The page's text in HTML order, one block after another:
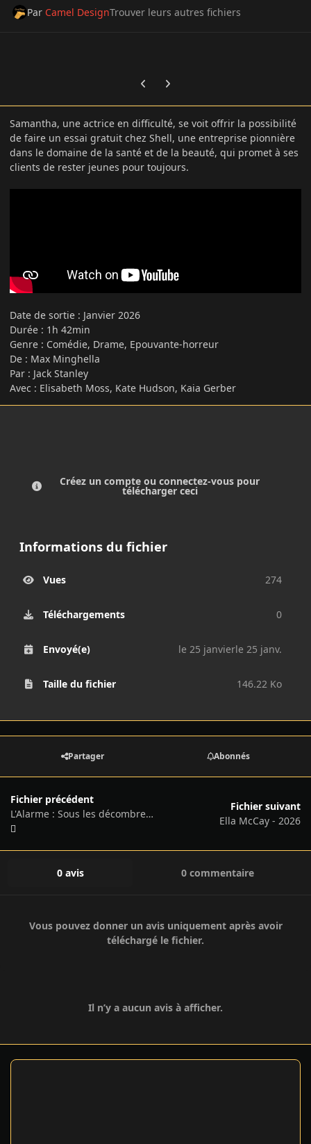
Par Camel DesignTrouver leurs autres fichiers
Previous carousel slide
Next carousel slide
Samantha, une actrice en difficulté, se voit offrir la possibilité
de faire un essai gratuit chez Shell, une entreprise pionnière
dans le domaine de la santé et de la beauté, qui promet à ses
clients de rester jeunes pour toujours.
Date de sortie : Janvier 2026
Durée : 1h 42min
Genre : Comédie, Drame, Epouvante-horreur
De : Max Minghella
Par : Jack Stanley
Avec : Elisabeth Moss, Kate Hudson, Kaia Gerber
Créez un compte ou connectez-vous pour
télécharger ceci
Informations du fichier
Vues 274
Téléchargements 0
Envoyé(e) le 25 janvierle 25 janv.
Taille du fichier 146.22 Ko
Partager Abonnés
Fichier précédent
L'Alarme : Sous les décombres - 2026
Fichier suivant
Ella McCay - 2026
0 avis 0 commentaire
Vous pouvez donner un avis uniquement après avoir
téléchargé le fichier.
Il n’y a aucun avis à afficher.